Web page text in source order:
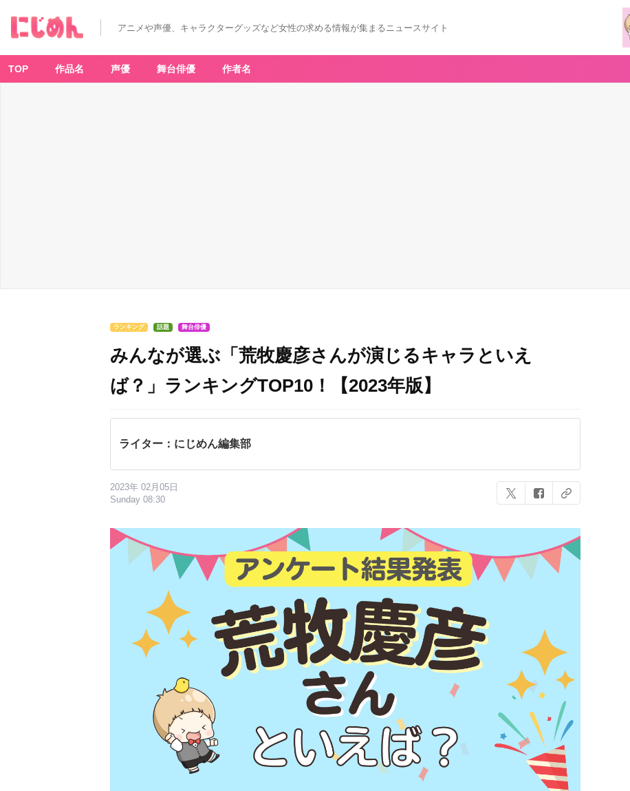
アニメや声優、キャラクターグッズなど女性の求める情報が集まるニュースサイト
TOP 作品名 声優 舞台俳優 作者名
ランキング 話題 舞台俳優
みんなが選ぶ「荒牧慶彦さんが演じるキャラといえ
ば？」ランキングTOP10！【2023年版】
ライター：にじめん編集部
2023年 02月05日
Sunday 08:30